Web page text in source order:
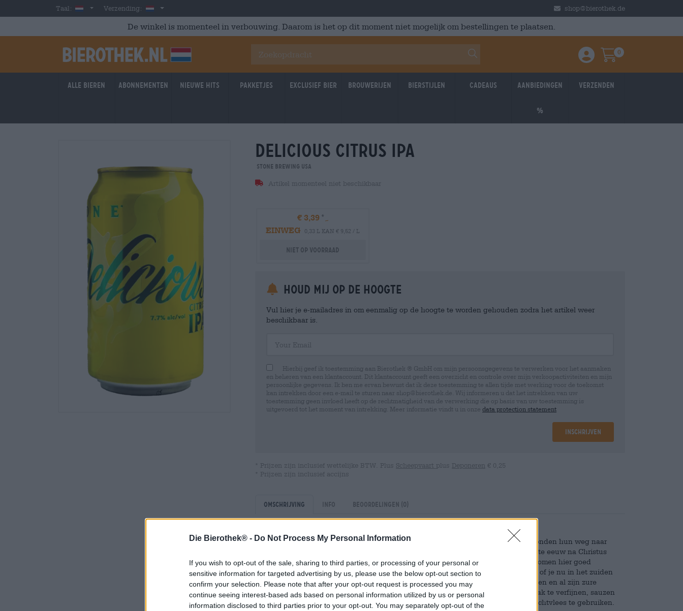
Die Bierothek® - Do Not Process My Personal Information
If you wish to opt-out of the sale, sharing to third parties, or processing of your personal or
sensitive information for targeted advertising by us, please use the below opt-out section to
confirm your selection. Please note that after your opt-out request is processed you may
continue seeing interest-based ads based on personal information utilized by us or personal
information disclosed to third parties prior to your opt-out. You may separately opt-out of the
Skip to main content
Taal: DutchVerzending: Nederland shop@bierothek.de
De winkel is momenteel in verbouwing. Daarom is het op dit moment niet mogelijk om bestellingen te plaatsen.
Einloggen / Anmelden
Warenkorb
0
Alle bieren Abonnementen Nieuwe hits Pakketjes Exclusief Bier Brouwerijen Bierstijlen Cadeaus Aanbiedingen
%
Verzenden
delicious citrus ipa
Stone Brewing USA
Artikel momenteel niet beschikbaar
€ 3,39
EINWEG
0,33 L KAN € 9,52 / L
Niet op voorraad
Houd mij op de hoogte
Vul hier je e-mailadres in om eenmalig op de hoogte te worden gehouden zodra het artikel weer
beschikbaar is.
Hierbij geef ik toestemming aan Bierothek ® GmbH om mijn persoonsgegevens te verwerken voor het aanmaken
en beheren van een klantaccount. Dit klantaccount geeft een overzicht en controle over mijn verkoopactiviteiten en mijn
persoonlijke gegevens. Ik ben me ervan bewust dat ik deze toestemming te allen tijde met werking voor de toekomst
kan intrekken door een e-mail te sturen naar shop@bierothek.de. Wij informeren u dat het intrekken van uw
toestemming geen invloed heeft op de rechtmatigheid van de verwerking die op basis van uw toestemming is
uitgevoerd tot het moment van intrekking. Meer informatie vindt u in onze data protection statement
Inschrijven
* Prijzen zijn inclusief wettelijke BTW. Plus Scheepvaart plus Deponeren € 0,25
* Prijzen zijn inclusief accijns
Omschrijving Info Beoordelingen (0)
Citrusvruchten komen oorspronkelijk uit het hete, tropische Zuidoost-Azië. Ze vonden hun weg naar
Europa in de bagage van vroege globetrotters en verspreidden zich al in de eerste eeuw na Christus
naar de Middellandse Zee en Spanje. Door de warme temperaturen konden de bomen hier goed
gedijen en werden hun vruchten een integraal onderdeel van de lokale keuken: of je nu in het zuiden
van Italië, op de Griekse eilanden of op het vasteland van Spanje bent – de citroen en al zijn zure
familieleden zijn niet meer weg te denken. We gebruiken het om taarten en gebak te verfijnen, sauzen
en dressings een citroenachtige frisheid te geven en de schil, het sap en het vruchtvlees te gebruiken.